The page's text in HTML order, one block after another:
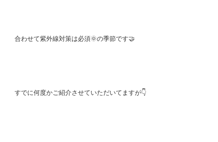
合わせて紫外線対策は必須🌞の季節です🤝
すでに何度かご紹介させていただいてますが👇